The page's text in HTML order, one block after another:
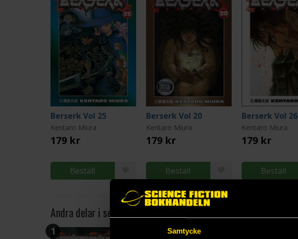
Samtycke
Berserk Vol 25
Kentaro Miura
179 kr
Beställ
Berserk Vol 20
Kentaro Miura
179 kr
Beställ
Berserk Vol 26
Kentaro Miura
179 kr
Beställ
Andra delar i serien
1